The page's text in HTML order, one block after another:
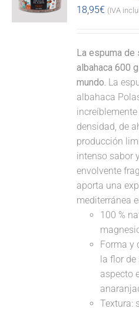
18,95€ (IVA
La espuma de
albahaca 600
mundo. La
albahaca
densidad, de
producción
intenso sabor
envolvente
aporta una
mediterránea
100 %
Forma y
la flor
aspecto
Textura: